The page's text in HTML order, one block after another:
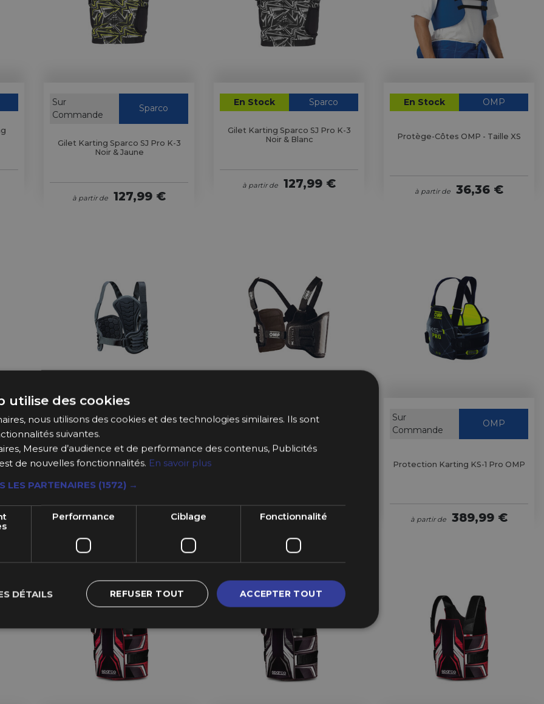
Sur
Commande
Sparco
Gilet Karting Sparco SJ Pro K-3
Noir & Jaune
à partir de 127,99 €
En Stock Sparco
Gilet Karting Sparco SJ Pro K-3
Noir & Blanc
à partir de 127,99 €
En Stock OMP
Protège-Côtes OMP - Taille XS
à partir de 36,36 €
/
Sur
Commande
OMP
Protège-Côtes Pro OMP, Noir
à partir de 166,99 €
En Stock OMP
Protège-Côtes Carbone OMP,
Carbone
Sur
Commande
OMP
Protection Karting KS-1 Pro OMP
à partir de 389,99 €
utilise des cookies
nous utilisons des cookies et des technologies similaires. Ils sont
suivantes.
Mesure d’audience et de performance des contenus, Publicités
de nouvelles fonctionnalités. En savoir plus
LES PARTENAIRES (1572) →
Performance Ciblage Fonctionnalité
ACCEPTER TOUT
REFUSER TOUT
DÉTAILS